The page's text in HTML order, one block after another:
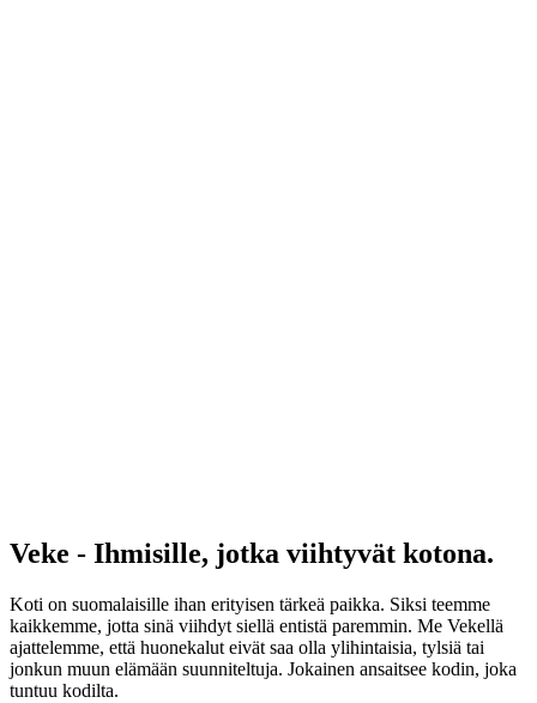
Veke - Ihmisille, jotka viihtyvät kotona.
Koti on suomalaisille ihan erityisen tärkeä paikka. Siksi teemme
kaikkemme, jotta sinä viihdyt siellä entistä paremmin. Me Vekellä
ajattelemme, että huonekalut eivät saa olla ylihintaisia, tylsiä tai
jonkun muun elämään suunniteltuja. Jokainen ansaitsee kodin, joka
tuntuu kodilta.